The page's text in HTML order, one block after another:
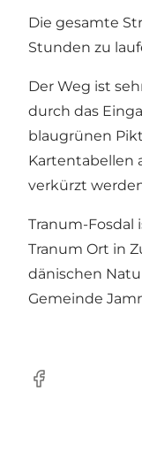
Die gesamte
Stunden zu
Der Weg ist
durch das
blaugrünen
Kartentabellen
verkürzt
Tranum-Fosdal
Tranum Ort in
dänischen
Gemeinde
Facebook